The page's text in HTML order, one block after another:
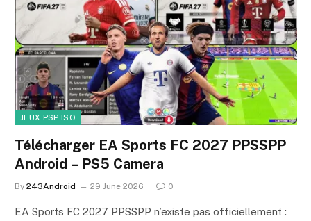
JEUX PSP ISO
Télécharger EA Sports FC 2027 PPSSPP
Android – PS5 Camera
By 243Android 29 June 2026 0
EA Sports FC 2027 PPSSPP n’existe pas officiellement :